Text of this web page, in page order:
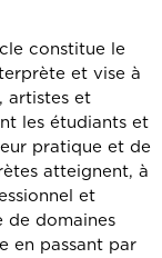
constitue le
et vise à
artistes et
les étudiants et
pratique et de
atteignent, à
et
de domaines
en passant par